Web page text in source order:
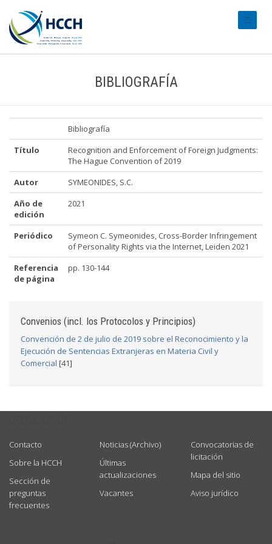
BIBLIOGRAFÍA
Bibliografía
Título
Recognition and Enforcement of Foreign Judgments:
The Hague Convention of 2019
Autor
SYMEONIDES, S.C.
Año de
edición
2021
Periódico
Symeon C. Symeonides, Cross-Border Infringement
of Personality Rights via the Internet, Leiden 2021
Referencia
de página
pp. 130-144
Convenios (incl. los Protocolos y Principios)
Convención de 2 de julio de 2019 sobre el Reconocimiento y la
Ejecución de Sentencias Extranjeras en Materia Civil y
Comercial [41]
Contacto
Sobre la HCCH
Sección de
preguntas
frecuentes
Noticias (Archivo)
Últimas
actualizaciones
Vacantes
Convocatorias de
licitación
Mapa del sitio
Aviso jurídico